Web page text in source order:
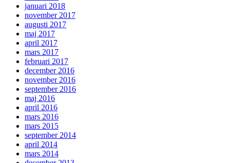
januari 2018
november 2017
augusti 2017
maj 2017
april 2017
mars 2017
februari 2017
december 2016
november 2016
september 2016
maj 2016
april 2016
mars 2016
mars 2015
september 2014
april 2014
mars 2014